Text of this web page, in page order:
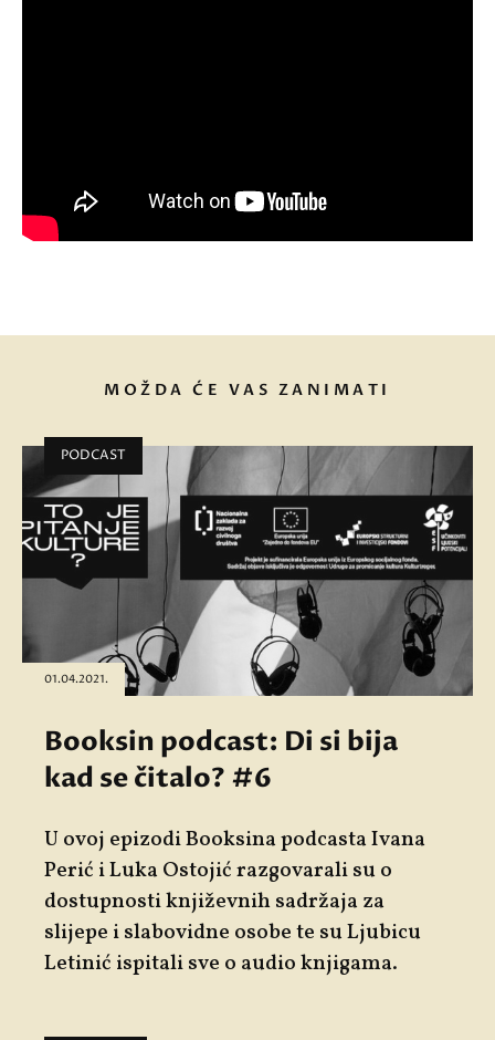
MOŽDA ĆE VAS ZANIMATI
PODCAST
01.04.2021.
Booksin podcast: Di si bija
kad se čitalo? #6
U ovoj epizodi Booksina podcasta Ivana
Perić i Luka Ostojić razgovarali su o
dostupnosti književnih sadržaja za
slijepe i slabovidne osobe te su Ljubicu
Letinić ispitali sve o audio knjigama.